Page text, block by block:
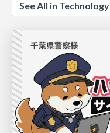
See All in Technology